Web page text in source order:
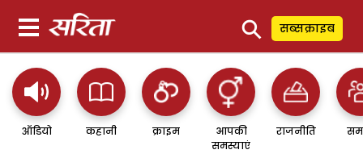
⚲ सब्सक्राइब
ऑडियो कहानी क्राइम
आपकी
समस्याएं
राजनीति